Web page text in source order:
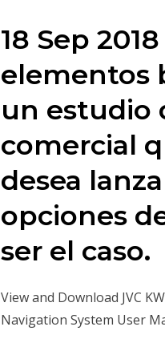
18 Sep
elementos
un estudio
comercial
desea
opciones
ser el caso.
View and Download JVC
Navigation System User